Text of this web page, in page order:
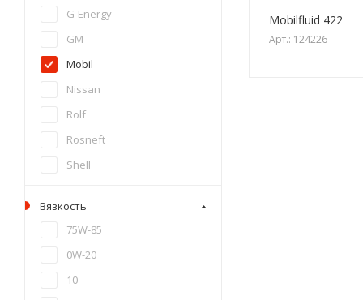
Mobilfluid 422
Арт.: 124226
G-Energy
GM
Mobil
Nissan
Rolf
Rosneft
Shell
Taif
Вязкость
75W-85
0W-20
10